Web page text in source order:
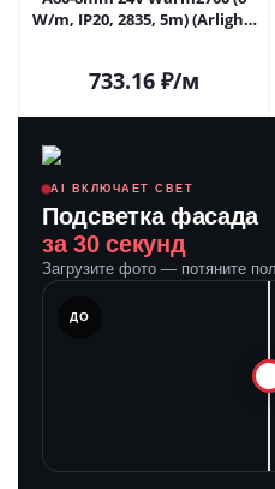
W/m, IP20, 2835, 5m) (Arlight,
733.16 ₽/м
AI ВКЛЮЧАЕТ СВЕТ
Подсветка фасада
за 30 секунд
Загрузите фото — потяните
ДО